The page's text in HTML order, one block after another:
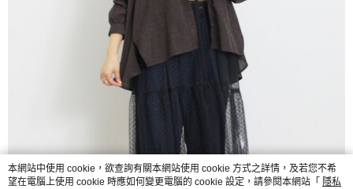
本網站中使用 cookie，欲查詢有關本網站使用 cookie 方式之詳情，及若您不希
望在電腦上使用 cookie 時應如何變更電腦的 cookie 設定，請參閱本網站「 隱私